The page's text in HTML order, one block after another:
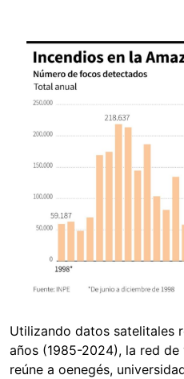
Image
Utilizando datos satelitales
años (1985-2024), la red
reúne a oenegés,